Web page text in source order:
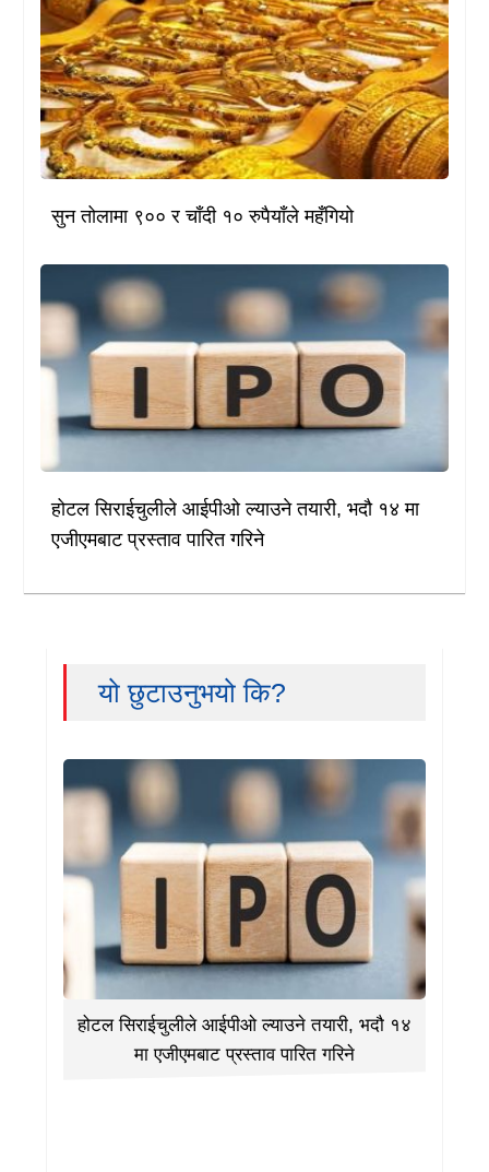
सुन तोलामा ९०० र चाँदी १० रुपैयाँले महँगियो
होटल सिराईचुलीले आईपीओ ल्याउने तयारी, भदौ १४ मा
एजीएमबाट प्रस्ताव पारित गरिने
यो छुटाउनुभयो कि?
होटल सिराईचुलीले आईपीओ ल्याउने तयारी, भदौ १४
मा एजीएमबाट प्रस्ताव पारित गरिने